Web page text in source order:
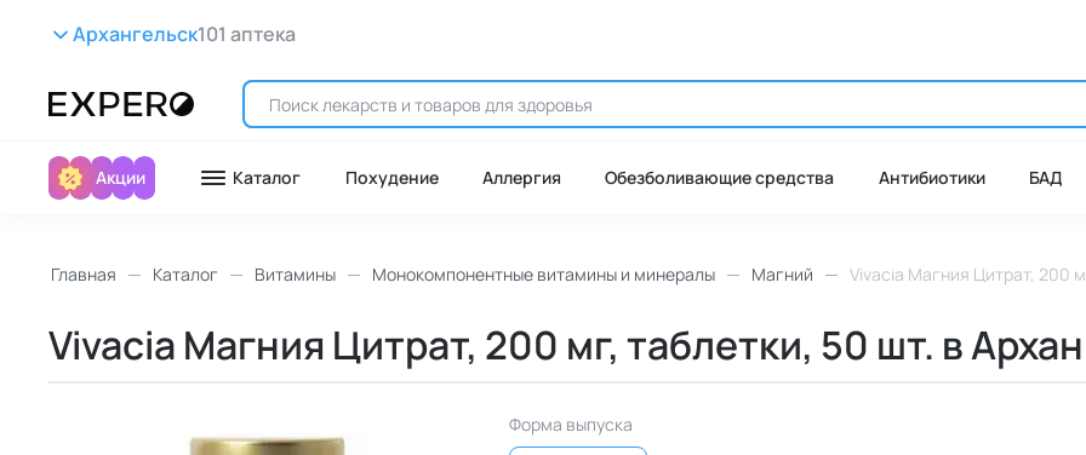
Архангельск101 аптека
Акции Каталог Похудение Аллергия Обезболивающие средства Антибиотики БАД
Главная Каталог Витамины Монокомпонентные витамины и минералы Магний Vivacia Магния Цитрат, 200
Vivacia Магния Цитрат, 200 мг, таблетки, 50 шт. в
Форма выпуска